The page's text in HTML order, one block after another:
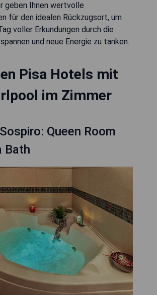
geben Ihnen wertvolle
für den idealen Rückzugsort, um
voller Erkundungen durch die
und neue Energie zu tanken.
Pisa Hotels mit
im Zimmer
Queen Room
Bath